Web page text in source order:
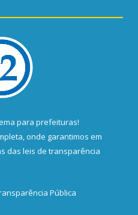
para prefeituras!
onde garantimos em
das leis de transparência
Pública